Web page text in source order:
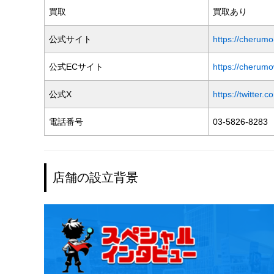
買取 買取あり
公式サイト https://
公式ECサイト https://
公式X https://
電話番号 03-5826-8283
店舗の設立背景